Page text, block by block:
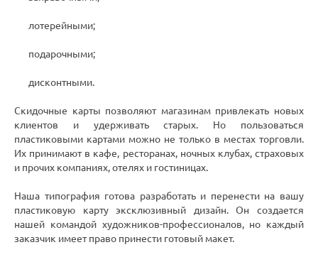
лотерейными;
подарочными;
дисконтными.
Скидочные карты позволяют магазинам привлекать новых
клиентов и удерживать старых. Но пользоваться
пластиковыми картами можно не только в местах торговли.
Их принимают в кафе, ресторанах, ночных клубах, страховых
и прочих компаниях, отелях и гостиницах.
Наша типография готова разработать и перенести на вашу
пластиковую карту эксклюзивный дизайн. Он создается
нашей командой художников-профессионалов, но каждый
заказчик имеет право принести готовый макет.